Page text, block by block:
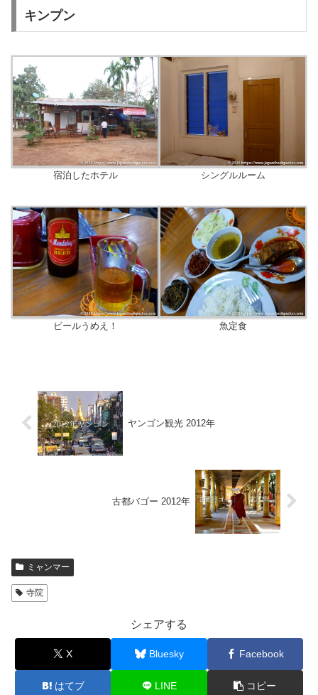
キンプン
宿泊したホテル シングルルーム
ビールうめえ！ 魚定食
ヤンゴン観光 2012年
古都バゴー 2012年
ミャンマー
寺院
シェアする
X Bluesky Facebook
はてブ LINE コピー